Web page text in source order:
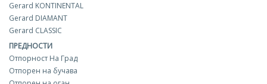
Gerard KONTINENTAL
Gerard DIAMANT
Gerard CLASSIC
ПРЕДНОСТИ
Отпорност На Град
Отпорен на бучава